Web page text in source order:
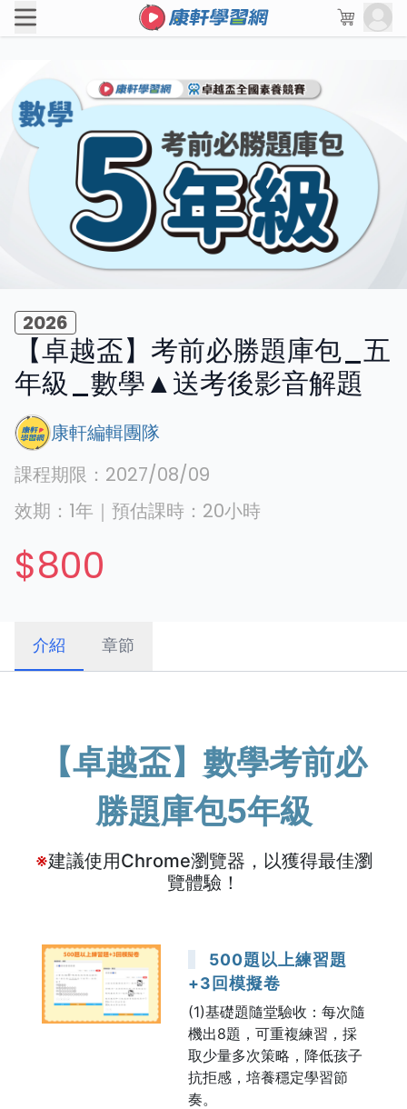
2026
【卓越盃】考前必勝題庫包_五
年級_數學▲送考後影音解題
康軒編輯團隊
課程期限： 2027/08/09
效期： 1年 ｜ 預估課時： 20小時
$800
介紹 章節
【卓越盃】數學考前必
勝題庫包5年級
※建議使用Chrome瀏覽器，以獲得最佳瀏
覽體驗！
500題以上練習題
+3回模擬卷
(1)基礎題隨堂驗收：每次隨
機出8題，可重複練習，採
取少量多次策略，降低孩子
抗拒感，培養穩定學習節
奏。